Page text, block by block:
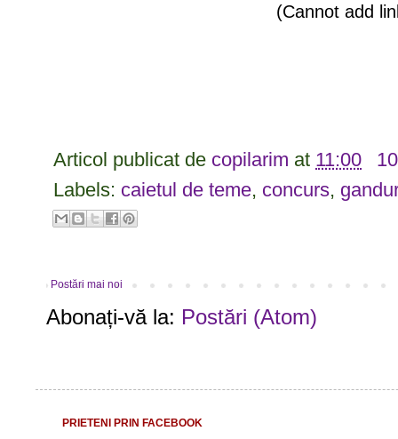
(Cannot add
Articol publicat de copilarim at 11:00
Labels: caietul de teme, concurs,
Postări mai noi
Abonați-vă la: Postări (Atom)
PRIETENI PRIN FACEBOOK